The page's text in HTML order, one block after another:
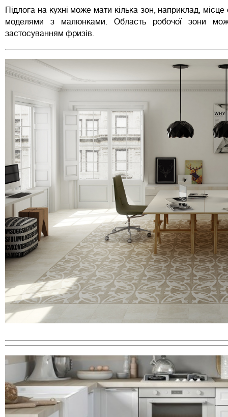
Підлога на кухні може мати кілька зон, наприклад,
моделями з малюнками. Область робочої зони
застосуванням фризів.